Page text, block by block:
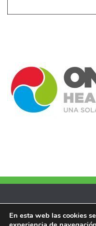
En esta web las cookies